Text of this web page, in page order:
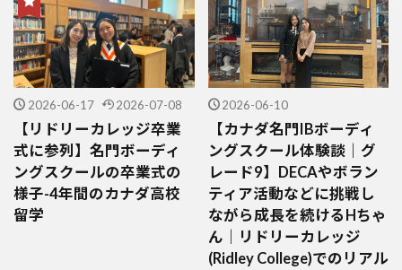
2026-06-17 2026-07-08
【リドリーカレッジ卒業
式に参列】名門ボーディ
ングスクールの卒業式の
様子-4年間のカナダ高校
留学
2026-06-10
【カナダ名門IBボーディ
ングスクール体験談｜グ
レード9】DECAやボラン
ティア活動などに挑戦し
ながら成長を続けるHちゃ
ん｜リドリーカレッジ
(Ridley College)でのリアル